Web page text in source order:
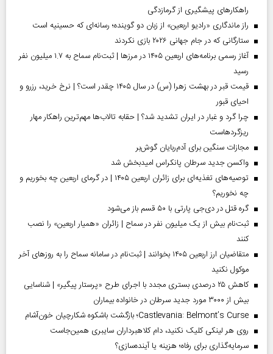
راهکارهای پیشگیری از گرمازدگی
راز ماندگاری «رادیو اربعین» از زبان دو گوینده؛ رسانه‌ای که حسینیه است
ستارگانی که در جام جهانی ۲۰۲۶ بازی نکردند
آغاز رسمی برنامه‌های اربعین ۱۴۰۵ در مرز‌ها | ثبت‌نام سماح به ۱.۷ میلیون نفر
رسید
قیمت قبر در بهشت زهرا (س) در سال ۱۴۰۵ چقدر است؟ | نرخ خرید، رزرو و
احیای قبور
چرا گرد و غبار در ایران تشدید شد؟ | حقابه تالاب‌ها مهم‌ترین راهکار مهار
ریزگردهاست
مجازات سنگین برای آدم‌ربایان گوش‌بر
واکسن جدید سرطان پانکراس امیدبخش شد
توصیه‌های تغذیه‌ای برای زائران اربعین ۱۴۰۵ | در گرمای اربعین چه بخوریم و
چه نخوریم؟
گره قتل در دی‌جی پارتی با ۵۰ قسم باز می‌شود
ثبت‌نام بیش از یک میلیون نفر در سماح | زائران «همیار اربعین» را نصب
کنند
متقاضیان ارز اربعین ۱۴۰۵ بخوانند | ثبت‌نام در سامانه سماح را به روز‌های آخر
موکول نکنید
کاهش ۲۵ درصدی بستری مجدد با اجرای طرح «پرستار پیگیر» | شناسایی
بیش از ۳۰۰۰ مورد جدید سرطان در خانواده بیماران
Castlevania: Belmont’s Curse؛ بازگشت باشکوه شکارچیان خون‌آشام
روی هر لینکی کلیک نکنید، دام کلاهبرداران سایبری همین‌جاست
سرمایه‌گذاری برای رفاه؛ هزینه یا آینده‌سازی؟